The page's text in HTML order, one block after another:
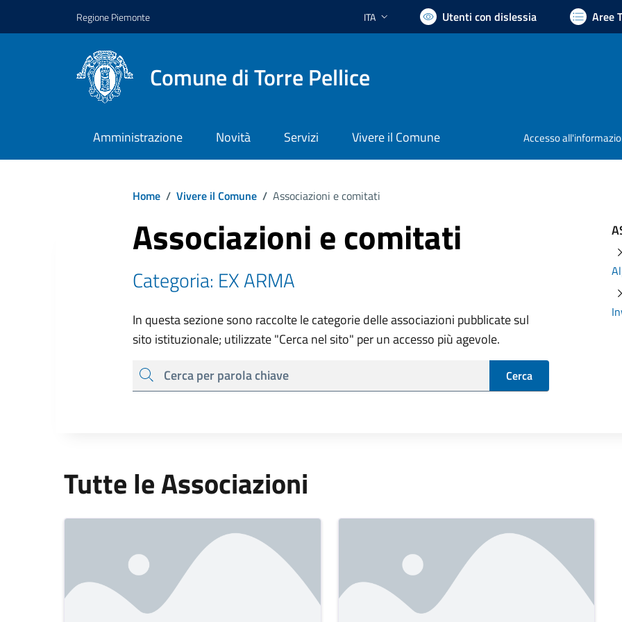
Regione Piemonte Lingua attiva:
ITA Utenti con dislessia Aree
Comune di Torre Pellice
Amministrazione Novità Servizi Vivere il Comune Accesso
Home / Vivere il Comune / Associazioni e comitati
Associazioni e comitati
Categoria: EX ARMA
In questa sezione sono raccolte le categorie delle associazioni pubblicate sul
sito istituzionale; utilizzate "Cerca nel sito" per un accesso più agevole.
cerca Cerca
Tutte le Associazioni